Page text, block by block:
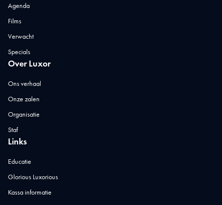
Agenda
Films
Verwacht
Specials
Over Luxor
Ons verhaal
Onze zalen
Organisatie
Staf
Links
Educatie
Glorious Luxorious
Kassa informatie